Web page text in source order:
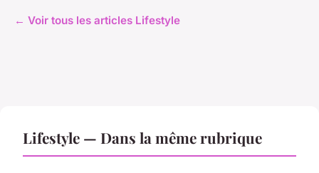
← Voir tous les articles Lifestyle
Lifestyle — Dans la même rubrique